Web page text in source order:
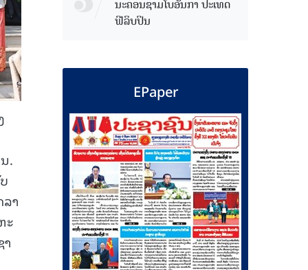
.
າ
ະ
ນະຄອນຊາມໂບ​ອັນກາ ປະເທດ
ຟີລິບປິນ
EPaper